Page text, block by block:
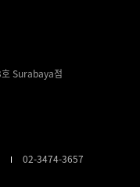
호 Surabaya점
02-3474-3657